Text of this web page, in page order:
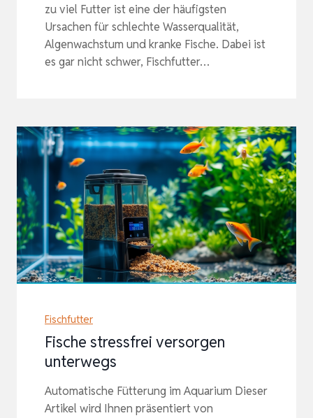
zu viel Futter ist eine der häufigsten
Ursachen für schlechte Wasserqualität,
Algenwachstum und kranke Fische. Dabei ist
es gar nicht schwer, Fischfutter…
Fischfutter
Fische stressfrei versorgen
unterwegs
Automatische Fütterung im Aquarium Dieser
Artikel wird Ihnen präsentiert von